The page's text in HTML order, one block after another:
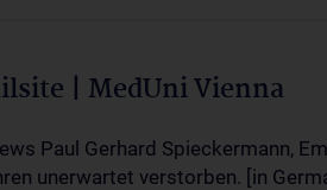
| MedUni Vienna
Paul Gerhard Spieckermann,
unerwartet verstorben. [in